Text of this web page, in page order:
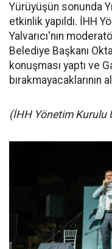
Yürüyüşün sonunda
etkinlik yapıldı. İHH
Yalvarıcı'nın
Belediye Başkanı
konuşması yaptı ve
bırakmayacaklarının
(İHH Yönetim Kurulu